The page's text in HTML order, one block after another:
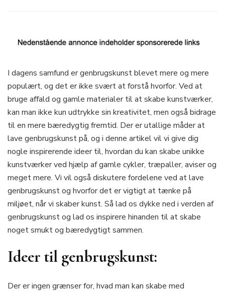
I dagens samfund er genbrugskunst blevet mere og mere
populært, og det er ikke svært at forstå hvorfor. Ved at
bruge affald og gamle materialer til at skabe kunstværker,
kan man ikke kun udtrykke sin kreativitet, men også bidrage
til en mere bæredygtig fremtid. Der er utallige måder at
lave genbrugskunst på, og i denne artikel vil vi give dig
nogle inspirerende ideer til, hvordan du kan skabe unikke
kunstværker ved hjælp af gamle cykler, træpaller, aviser og
meget mere. Vi vil også diskutere fordelene ved at lave
genbrugskunst og hvorfor det er vigtigt at tænke på
miljøet, når vi skaber kunst. Så lad os dykke ned i verden af
genbrugskunst og lad os inspirere hinanden til at skabe
noget smukt og bæredygtigt sammen.
Ideer til genbrugskunst:
Der er ingen grænser for, hvad man kan skabe med